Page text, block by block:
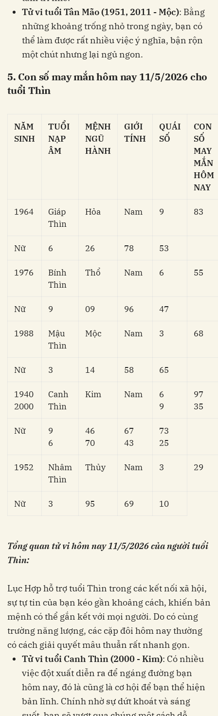
Tử vi tuổi Tân Mão (1951, 2011 - Mộc): Bằng
những khoảng trống nhỏ trong ngày, bạn có
thể làm được rất nhiều việc ý nghĩa, bận rộn
một chút nhưng lại ngủ ngon.
5. Con số may mắn hôm nay 11/5/2026 cho
tuổi Thìn
NĂM
SINH
TUỔI
NẠP
ÂM
MỆNH
NGŨ
HÀNH
GIỚI
TÍNH
QUÁI
SỐ
CON
SỐ
MAY
MẮN
HÔM
NAY
1964
Giáp
Thìn
Hỏa Nam 9 83
Nữ 6 26 78 53
1976
Bính
Thìn
Thổ Nam 6 55
Nữ 9 09 96 47
1988
Mậu
Thìn
Mộc Nam 3 68
Nữ 3 14 58 65
1940
2000
Canh
Thìn
Kim Nam
6
9
97
35
Nữ
9
6
46
70
67
43
73
25
1952
Nhâm
Thìn
Thủy Nam 3 29
Nữ 3 95 69 10
Tổng quan tử vi hôm nay 11/5/2026của người tuổi
Thìn:
Lục Hợp hỗ trợ tuổi Thìn trong các kết nối xã hội,
sự tự tin của bạn kéo gần khoảng cách, khiến bản
mệnh có thể gắn kết với mọi người. Do có cùng
trường năng lượng, các cặp đôi hôm nay thường
có cách giải quyết mâu thuẫn rất nhanh gọn.
Tử vi tuổi Canh Thìn (2000 - Kim): Có nhiều
việc đột xuất diễn ra để ngáng đường bạn
hôm nay, đó là cũng là cơ hội để bạn thể hiện
bản lĩnh. Chính nhờ sự dứt khoát và sáng